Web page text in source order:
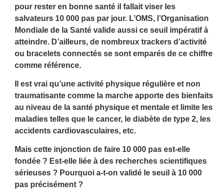
pour rester en bonne santé il fallait viser les
salvateurs 10 000 pas par jour. L’OMS, l’Organisation
Mondiale de la Santé valide aussi ce seuil impératif à
atteindre. D’ailleurs, de nombreux trackers d’activité
ou bracelets connectés se sont emparés de ce chiffre
comme référence.
Il est vrai qu’une activité physique régulière et non
traumatisante comme la marche apporte des bienfaits
au niveau de la santé physique et mentale et limite les
maladies telles que le cancer, le diabète de type 2, les
accidents cardiovasculaires, etc.
Mais cette injonction de faire 10 000 pas est-elle
fondée ? Est-elle liée à des recherches scientifiques
sérieuses ? Pourquoi a-t-on validé le seuil à 10 000
pas précisément ?